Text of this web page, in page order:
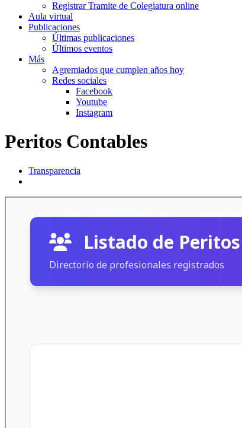
Registrar Tramite de Colegiatura online
Aula virtual
Publicaciones
Últimas publicaciones
Últimos eventos
Más
Agremiados que cumplen años hoy
Redes sociales
Facebook
Youtube
Instagram
Peritos Contables
Transparencia